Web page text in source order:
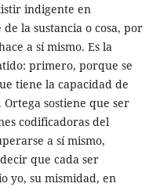
indigente en
la sustancia o cosa, por
a sí mismo. Es la
primero, porque se
tiene la capacidad de
sostiene que ser
codificadoras del
a sí mismo,
que cada ser
yo, su mismidad, en